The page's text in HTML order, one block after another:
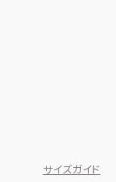
サイズガイド